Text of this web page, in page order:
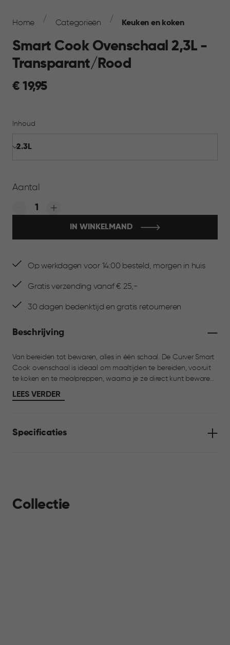
Navigation
Home Categorieën Keuken en koken
Smart Cook Ovenschaal 2,3L -
Transparant/Rood
€
€ 19,95
Inhoud
Aantal
Quantity:
IN WINKELMAND
Op werkdagen voor 14:00 besteld, morgen in huis
Gratis verzending vanaf € 25,-
30 dagen bedenktijd en gratis retourneren
Beschrijving
Van bereiden tot bewaren, alles in één schaal. De Curver Smart
Cook ovenschaal is ideaal om maaltijden te bereiden, vooruit
te koken en te mealpreppen, waarna je ze direct kunt bewaren.
Gemaakt van hoogwaardig borosilicaatglas en geschikt voor
oven, magnetron en vriezer. De lucht- en waterdichte TPE-
zonder de deksel te verwijderen. Perfect voor verse maaltijden,
LEES VERDER
Specificaties
Collectie